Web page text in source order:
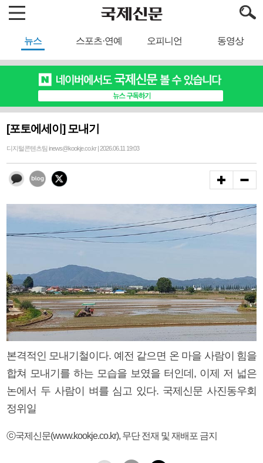
뉴스 스포츠·연예 오피니언 동영상
[포토에세이] 모내기
디지털콘텐츠팀 inews@kookje.co.kr | 2026.06.11 19:03
본격적인 모내기철이다. 예전 같으면 온 마을 사람이 힘을
합쳐 모내기를 하는 모습을 보였을 터인데, 이제 저 넓은
논에서 두 사람이 벼를 심고 있다. 국제신문 사진동우회
정위일
ⓒ국제신문(www.kookje.co.kr), 무단 전재 및 재배포 금지